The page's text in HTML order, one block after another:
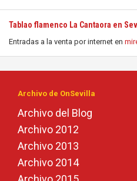
Tablao flamenco La Cantaora en
Entradas a la venta por internet en
Archivo de OnSevilla
Archivo del Blog
Archivo 2012
Archivo 2013
Archivo 2014